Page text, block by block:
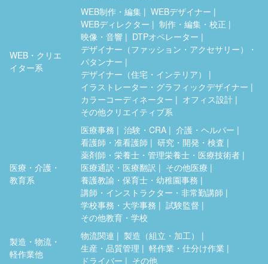
WEB・クリエ
イター系
WEB制作・編集
WEBデザイナー
WEBディレクター
制作・編集・校正
映像・音響
DTPオペレーター
デザイナー（ファッション・アクセサリー）・
パタンナー
デザイナー（住宅・インテリア）
イラストレーター・グラフィックデザイナー
カラーコーディネーター
オフィス設計
その他クリエイティブ系
医療・介護・
教育系
医療事務 治験・CRA
介護・ヘルパー
看護師・准看護師
研究・開発・検査
薬剤師・栄養士・管理栄養士・医療技術者
医療通訳・医療翻訳
その他医療
養護教諭・保育士・幼稚園事務
講師・インストラクター・非常勤講師
学校事務・大学事務
試験監督
その他教育・学校
製造・物流・
軽作業他
物流関連
製造（組立・加工）
生産・品質管理
軽作業・仕分け作業
ドライバー
その他